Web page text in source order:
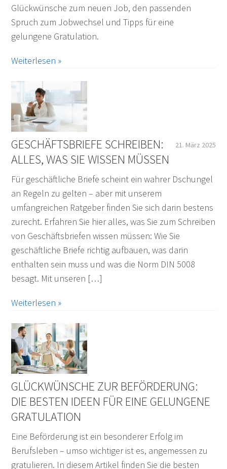
Glückwünsche zum neuen Job, den passenden
Spruch zum Jobwechsel und Tipps für eine
gelungene Gratulation.
Weiterlesen »
21. März 2025
GESCHÄFTSBRIEFE SCHREIBEN:
ALLES, WAS SIE WISSEN MÜSSEN
Für geschäftliche Briefe scheint ein wahrer Dschungel
an Regeln zu gelten – aber mit unserem
umfangreichen Ratgeber finden Sie sich darin bestens
zurecht. Erfahren Sie hier alles, was Sie zum Schreiben
von Geschäftsbriefen wissen müssen: Wie Sie
geschäftliche Briefe richtig aufbauen, was darin
enthalten sein muss und was die Norm DIN 5008
besagt. Mit unseren […]
Weiterlesen »
GLÜCKWÜNSCHE ZUR BEFÖRDERUNG:
DIE BESTEN IDEEN FÜR EINE GELUNGENE
GRATULATION
Eine Beförderung ist ein besonderer Erfolg im
Berufsleben – umso wichtiger ist es, angemessen zu
gratulieren. In diesem Artikel finden Sie die besten